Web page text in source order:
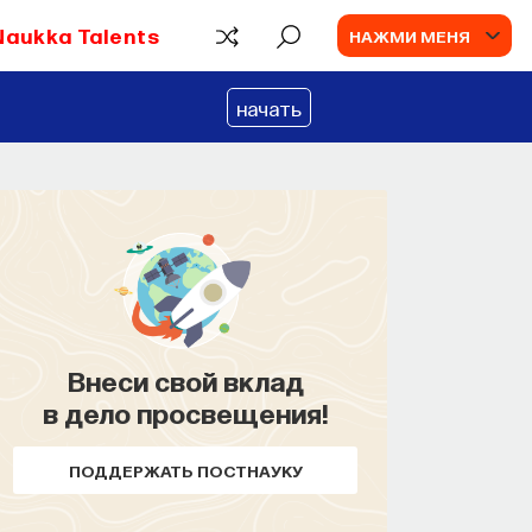
Talents НАЖМИ МЕНЯ
начать
Внеси свой вклад
в дело просвещения!
ПОДДЕРЖАТЬ ПОСТНАУКУ
Философский поиск:
начала